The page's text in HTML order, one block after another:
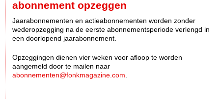
abonnement opzeggen
Jaarabonnementen en actieabonnementen worden zonder
wederopzegging na de eerste abonnementsperiode verlengd in
een doorlopend jaarabonnement.
Opzeggingen dienen vier weken voor afloop te worden
aangemeld door te mailen naar
abonnementen@fonkmagazine.com